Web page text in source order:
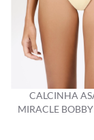
CALCINHA
MIRACLE